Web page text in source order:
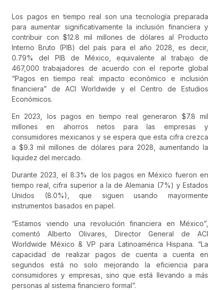
Los pagos en tiempo real son una tecnología preparada
para aumentar significativamente la inclusión financiera y
contribuir con $12.8 mil millones de dólares al Producto
Interno Bruto (PIB) del país para el año 2028, es decir,
0.79% del PIB de México, equivalente al trabajo de
467,000 trabajadores de acuerdo con el reporte global
“Pagos en tiempo real: impacto económico e inclusión
financiera” de ACI Worldwide y el Centro de Estudios
Económicos.
En 2023, los pagos en tiempo real generaron $7.8 mil
millones en ahorros netos para las empresas y
consumidores mexicanos y se espera que esta cifra crezca
a $9.3 mil millones de dólares para 2028, aumentando la
liquidez del mercado.
Durante 2023, el 8.3% de los pagos en México fueron en
tiempo real, cifra superior a la de Alemania (7%) y Estados
Unidos (8.0%), que siguen usando mayormente
instrumentos basados en papel.
“Estamos viendo una revolución financiera en México”,
comentó Alberto Olivares, Director General de ACI
Worldwide México & VP para Latinoamérica Hispana. “La
capacidad de realizar pagos de cuenta a cuenta en
segundos está no solo mejorando la eficiencia para
consumidores y empresas, sino que está llevando a más
personas al sistema financiero formal”.